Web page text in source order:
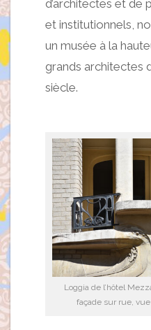
d’architectes et de
et institutionnels,
un musée à la
grands architectes
siècle.
Loggia de l’hôtel
façade sur rue,